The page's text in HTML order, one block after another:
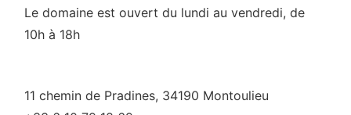
Le domaine est ouvert du lundi au vendredi, de
10h à 18h
11 chemin de Pradines, 34190 Montoulieu